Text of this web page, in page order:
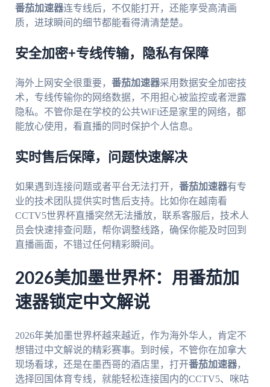
番茄加速器连专线后，不仅能打开，还能享受高清画
质，进球瞬间的细节都能看得清清楚楚。
安全加密+专线传输，隐私有保障
海外上网安全很重要， 番茄加速器采用数据安全加密技
术，专线传输你的网络数据，不用担心被监控或者泄露
隐私。不管你是在学校的公共WiFi还是家里的网络，都
能放心使用，看直播的同时保护个人信息。
实时售后保障，问题快速解决
如果遇到连接问题或者平台无法打开， 番茄加速器有专
业的技术团队提供实时售后支持。比如你在越南看
CCTV5世界杯直播突然无法播放，联系客服后，技术人
员会快速排查问题，帮你调整线路，确保你能及时回到
直播画面，不错过任何精彩瞬间。
2026美加墨世界杯：用番茄加
速器锁定中文解说
2026年美加墨世界杯越来越近，作为海外华人，肯定不
想错过中文解说的精彩赛事。到时候，不管你在加拿大
现场看球，还是在墨西哥的酒店里，打开番茄加速器，
选择回国体育专线，就能轻松连接国内的CCTV5、咪咕